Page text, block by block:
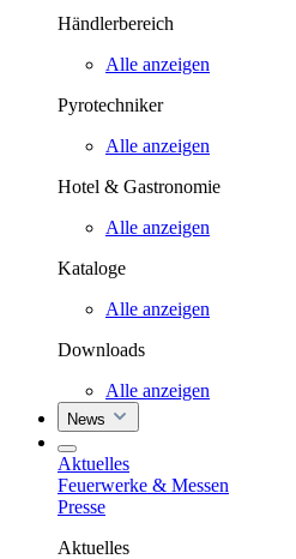
Händlerbereich
Alle anzeigen
Pyrotechniker
Alle anzeigen
Hotel & Gastronomie
Alle anzeigen
Kataloge
Alle anzeigen
Downloads
Alle anzeigen
News
Aktuelles
Feuerwerke & Messen
Presse
Aktuelles